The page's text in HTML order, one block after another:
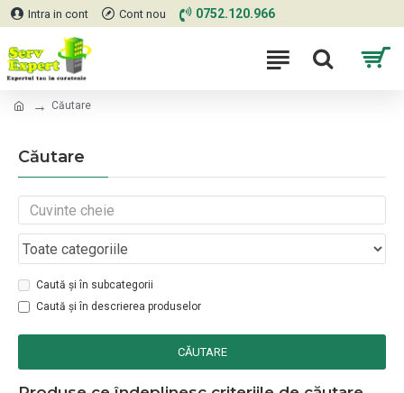
Intra in cont Cont nou 0752.120.966
Căutare
Căutare
Caută și în subcategorii
Caută și în descrierea produselor
CĂUTARE